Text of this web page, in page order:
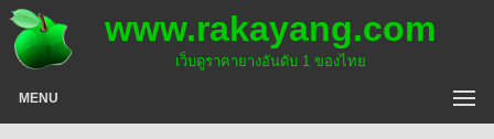
www.rakayang.com
เว็บดูราคายางอันดับ 1 ของไทย
MENU